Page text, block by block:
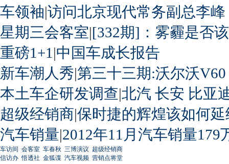
车领袖|访问北京现代常务副总李峰
星期三会客室|[332期]：雾霾是否
重磅1+1 |中国车成长报告
新车潮人秀|第三十三期:沃尔沃
本土车企研发调查|北汽 长安 比亚
超级经销商|保时捷的辉煌该如何延
汽车销量|2012年11月汽车销量179
车访间 会客室 车春秋 三博演议 超级经销商
信访办 悟透社 金狐谍 汽车视频 营销点将堂